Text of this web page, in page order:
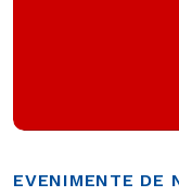
EVENIMENTE DE